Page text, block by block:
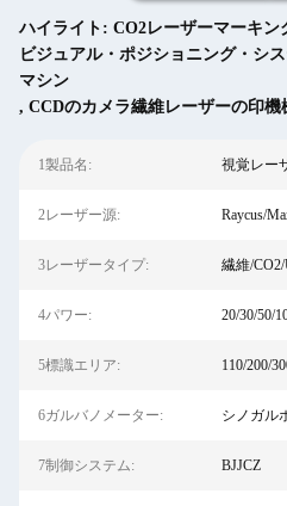
ハイライト: CO2レーザーマーキン
ビジュアル・ポジショニング・シ
マシン
, CCDのカメラ繊維レーザーの印機
1製品名: 視覚レー
2レーザー源: Raycus/
3レーザータイプ: 繊維/
4パワー: 20/30/50/
5標識エリア: 110/200/
6ガルバノメーター: シノガル
7制御システム: BJJCZ